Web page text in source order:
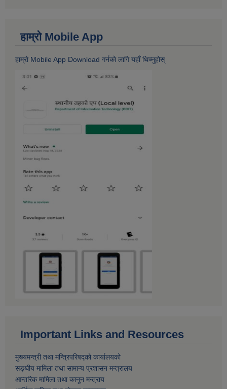
हाम्राे Mobile App
हाम्राे Mobile App Download गर्नकाे लागि यहाँ थिच्नुहोस्‌
Important Links and Resources
मुख्यमन्त्री तथा मन्त्रिपरिषद्को कार्यालयको
सङ्घीय मामिला तथा सामान्य प्रशासन मन्त्रालय
आन्तरिक मामिला तथा कानून मन्त्राय